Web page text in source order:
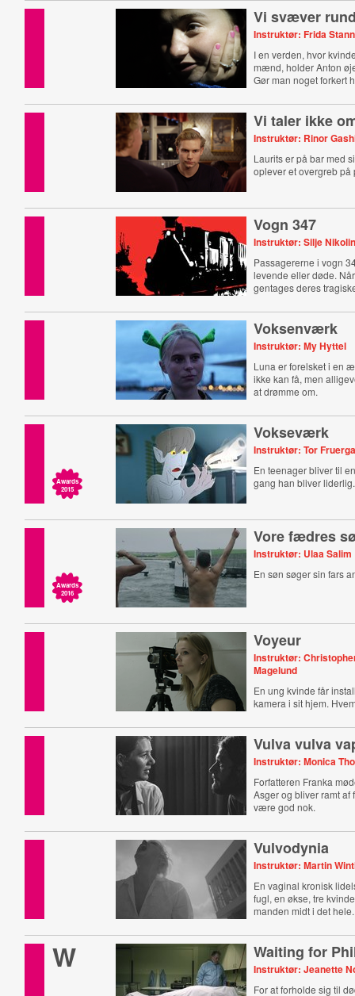
Vi svæver
Instruktør: Frida
I en verden, hvor
mænd, holder Anton
Gør man noget forkert
Vi taler ikke
Instruktør: Rinor
Laurits er på bar med
oplever et overgreb på
Vogn 347
Instruktør: Silje
Passagererne i vogn
levende eller døde.
gentages deres
Voksenværk
Instruktør: My Hyttel
Luna er forelsket i en
ikke kan få, men
at drømme om.
Awards
2015
Vokseværk
Instruktør: Tor
En teenager bliver til
gang han bliver liderlig.
Awards
2016
Vore fædres
Instruktør: Ulaa Salim
En søn søger sin fars
Voyeur
Instruktør:
Magelund
En ung kvinde får
kamera i sit hjem.
Vulva vulva
Instruktør: Monica
Forfatteren Franka
Asger og bliver ramt af
være god nok.
Vulvodynia
Instruktør: Martin
En vaginal kronisk
fugl, en økse, tre
manden midt i det hele.
W Waiting for
Instruktør: Jeanette
For at forholde sig til